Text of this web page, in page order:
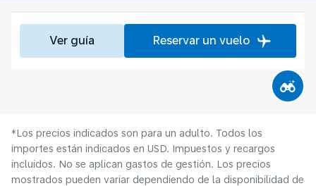
Ver guía Reservar un vuelo
*Los precios indicados son para un adulto. Todos los
importes están indicados en USD. Impuestos y recargos
incluidos. No se aplican gastos de gestión. Los precios
mostrados pueden variar dependiendo de la disponibilidad de